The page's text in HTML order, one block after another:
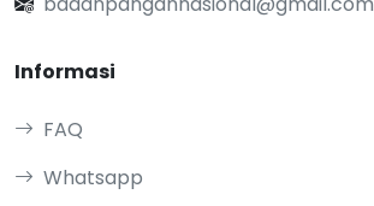
Informasi
FAQ
Whatsapp